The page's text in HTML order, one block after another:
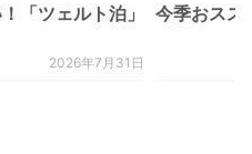
「ツェルト泊」
2026年7月31日
今季おスス